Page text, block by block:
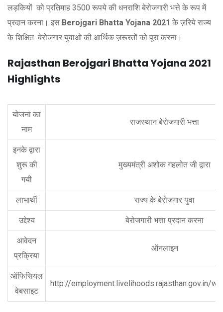
लड़कियों को प्रतिमाह 3500 रूपये की धनराशि बेरोजगारी भत्ते के रूप में
प्रदान करना। इस Berojgari Bhatta Yojana 2021 के ज़रिये राज्य
के शिक्षित बेरोजगार युवाओ की आर्थिक ज़रूरतों को पूरा करना।
Rajasthan Berojgari Bhatta Yojana 2021
Highlights
योजना का
नाम
राजस्थान बेरोजगारी भत्ता
इनके द्वारा
शुरू की
गयी
मुख्यमंत्री अशोक गहलोत जी द्वारा
लाभार्थी राज्य के बेरोजगार युवा
उद्देश्य बेरोजगारी भत्ता प्रदान करना
आवेदन
प्रक्रिया
ऑनलाइन
ऑफिसियल
वेबसाइट
http://employment.livelihoods.rajasthan.gov.in/